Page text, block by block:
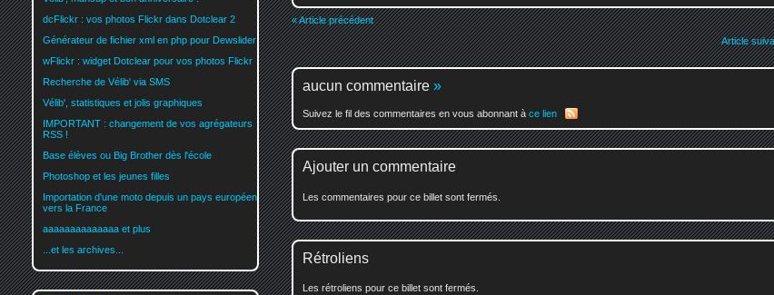
« Article précédent
Article
aucun commentaire »
Suivez le fil des commentaires en vous abonnant à ce lien
Ajouter un commentaire
Les commentaires pour ce billet sont fermés.
Rétroliens
Les rétroliens pour ce billet sont fermés.
dcFlickr : vos photos Flickr dans Dotclear 2
Générateur de fichier xml en php pour Dewslider
wFlickr : widget Dotclear pour vos photos Flickr
Recherche de Vélib' via SMS
Vélib', statistiques et jolis graphiques
IMPORTANT : changement de vos agrégateurs
RSS !
Base élèves ou Big Brother dès l'école
Photoshop et les jeunes filles
Importation d'une moto depuis un pays européen
vers la France
aaaaaaaaaaaaaa et plus
...et les archives...